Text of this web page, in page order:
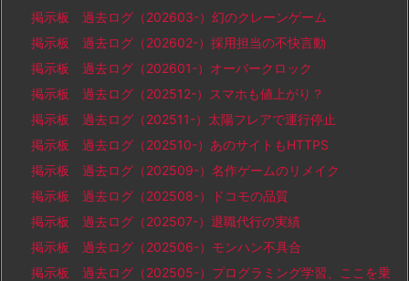
掲示板 過去ログ（202603-）幻のクレーンゲーム
掲示板 過去ログ（202602-）採用担当の不快言動
掲示板 過去ログ（202601-）オーバークロック
掲示板 過去ログ（202512-）スマホも値上がり？
掲示板 過去ログ（202511-）太陽フレアで運行停止
掲示板 過去ログ（202510-）あのサイトもHTTPS
掲示板 過去ログ（202509-）名作ゲームのリメイク
掲示板 過去ログ（202508-）ドコモの品質
掲示板 過去ログ（202507-）退職代行の実績
掲示板 過去ログ（202506-）モンハン不具合
掲示板 過去ログ（202505-）プログラミング学習、ここを乗